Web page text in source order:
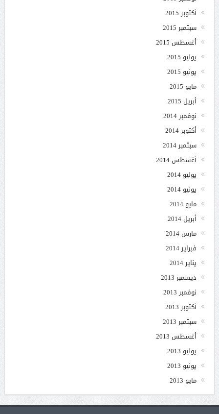
أكتوبر 2015
سبتمبر 2015
أغسطس 2015
يوليو 2015
يونيو 2015
مايو 2015
أبريل 2015
نوفمبر 2014
أكتوبر 2014
سبتمبر 2014
أغسطس 2014
يوليو 2014
يونيو 2014
مايو 2014
أبريل 2014
مارس 2014
فبراير 2014
يناير 2014
ديسمبر 2013
نوفمبر 2013
أكتوبر 2013
سبتمبر 2013
أغسطس 2013
يوليو 2013
يونيو 2013
مايو 2013